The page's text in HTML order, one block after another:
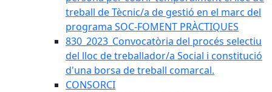
treball de Tècnic/a de gestió en el marc del
programa SOC-FOMENT PRÀCTIQUES
830_2023_Convocatòria del procés selectiu
del lloc de treballador/a Social i constitució
d'una borsa de treball comarcal.
CONSORCI